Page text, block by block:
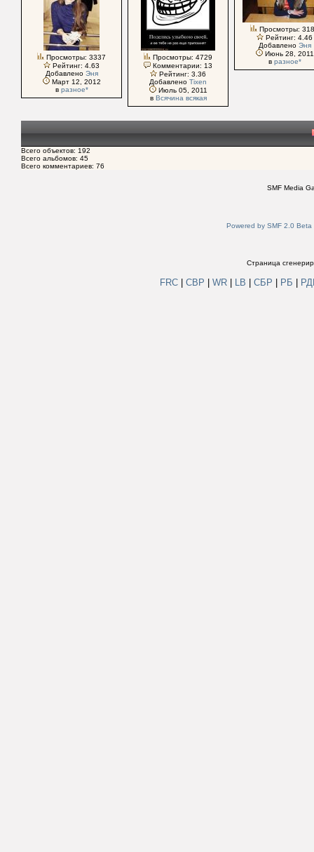
Просмотры: 3337
Рейтинг: 4.63
Добавлено Эня
Март 12, 2012
в разное*
Просмотры: 4729
Комментарии: 13
Рейтинг: 3.36
Добавлено Tixen
Июль 05, 2011
в Всячина всякая
Просмотры:
Рейтинг: 4.46
Добавлено Эня
Июнь 28, 2011
в разное*
Всего объектов: 192
Всего альбомов: 45
Всего комментариев: 76
SMF Media
Powered by SMF 2.0 Beta
Страница
FRC СВР WR LB СБР РБ